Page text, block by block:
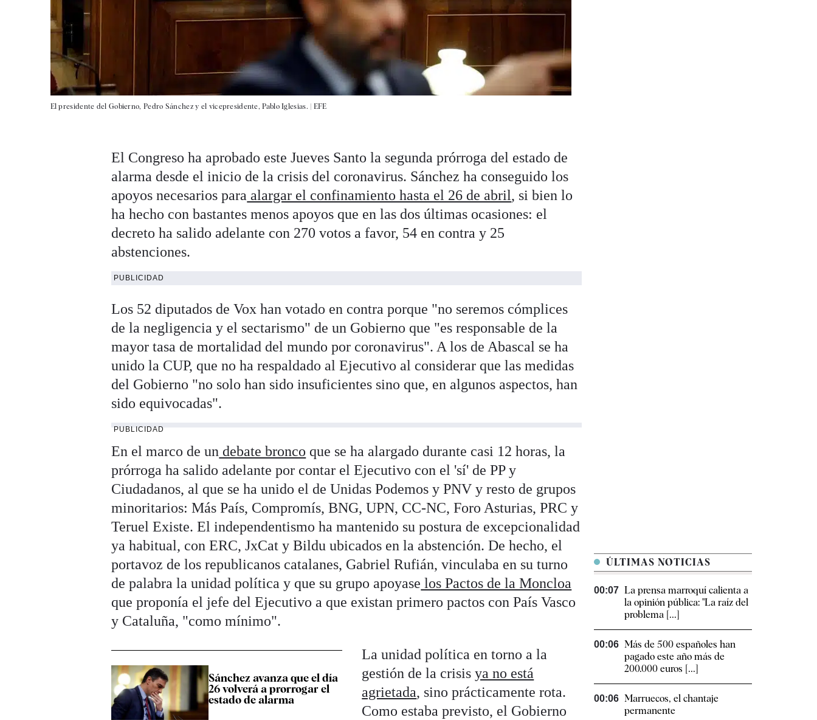
El presidente del Gobierno, Pedro Sánchez y el vicepresidente, Pablo Iglesias. | EFE
El Congreso ha aprobado este Jueves Santo la segunda prórroga del estado de
alarma desde el inicio de la crisis del coronavirus. Sánchez ha conseguido los
apoyos necesarios para alargar el confinamiento hasta el 26 de abril, si bien lo
ha hecho con bastantes menos apoyos que en las dos últimas ocasiones: el
decreto ha salido adelante con 270 votos a favor, 54 en contra y 25
abstenciones.
PUBLICIDAD
Los 52 diputados de Vox han votado en contra porque "no seremos cómplices
de la negligencia y el sectarismo" de un Gobierno que "es responsable de la
mayor tasa de mortalidad del mundo por coronavirus". A los de Abascal se ha
unido la CUP, que no ha respaldado al Ejecutivo al considerar que las medidas
del Gobierno "no solo han sido insuficientes sino que, en algunos aspectos, han
sido equivocadas".
PUBLICIDAD
En el marco de un debate bronco que se ha alargado durante casi 12 horas, la
prórroga ha salido adelante por contar el Ejecutivo con el 'sí' de PP y
Ciudadanos, al que se ha unido el de Unidas Podemos y PNV y resto de grupos
minoritarios: Más País, Compromís, BNG, UPN, CC-NC, Foro Asturias, PRC y
Teruel Existe. El independentismo ha mantenido su postura de excepcionalidad
ya habitual, con ERC, JxCat y Bildu ubicados en la abstención. De hecho, el
portavoz de los republicanos catalanes, Gabriel Rufián, vinculaba en su turno
de palabra la unidad política y que su grupo apoyase los Pactos de la Moncloa
que proponía el jefe del Ejecutivo a que existan primero pactos con País Vasco
y Cataluña, "como mínimo".
Sánchez avanza que el día
26 volverá a prorrogar el
estado de alarma
La unidad política en torno a la
gestión de la crisisya no está
agrietada, sino prácticamente rota.
Como estaba previsto, el Gobierno
ÚLTIMAS NOTICIAS
00:07 La prensa marroquí calienta a
la opinión pública: "La raíz del
problema [...]
00:06 Más de 500 españoles han
pagado este año más de
200.000 euros [...]
00:06 Marruecos, el chantaje
permanente